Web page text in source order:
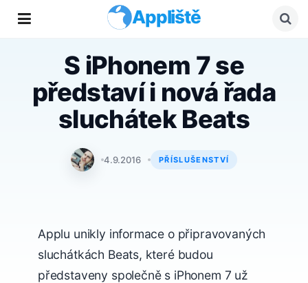
Appliště
S iPhonem 7 se
představí i nová řada
sluchátek Beats
Tomáš Svoboda
4.9.2016 PŘÍSLUŠENSTVÍ
Applu unikly informace o připravovaných
sluchátkách Beats, které budou
představeny společně s iPhonem 7 už